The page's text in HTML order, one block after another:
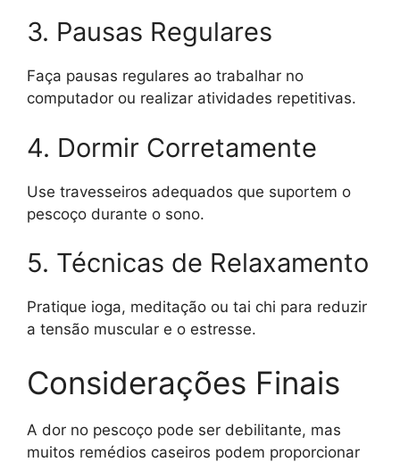
3. Pausas Regulares
Faça pausas regulares ao trabalhar no
computador ou realizar atividades repetitivas.
4. Dormir Corretamente
Use travesseiros adequados que suportem o
pescoço durante o sono.
5. Técnicas de Relaxamento
Pratique ioga, meditação ou tai chi para reduzir
a tensão muscular e o estresse.
Considerações Finais
A dor no pescoço pode ser debilitante, mas
muitos remédios caseiros podem proporcionar